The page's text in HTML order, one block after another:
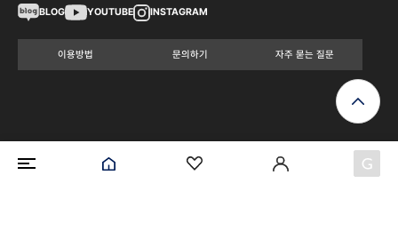
BLOG YOUTUBE INSTAGRAM
이용방법 문의하기 자주 묻는 질문